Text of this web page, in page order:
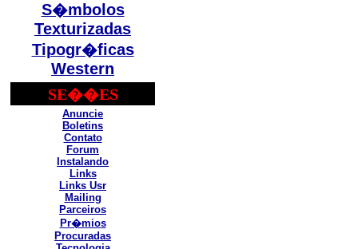
S�mbolos
Texturizadas
Tipogr�ficas
Western
SE��ES
Anuncie
Boletins
Contato
Forum
Instalando
Links
Links Usr
Mailing
Parceiros
Pr�mios
Procuradas